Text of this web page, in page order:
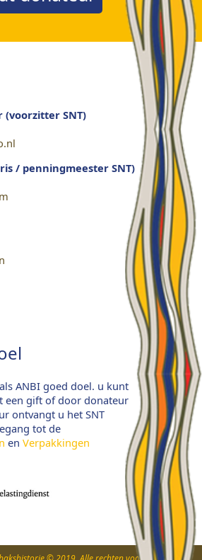
(voorzitter SNT)
/ penningmeester SNT)
ANBI goed doel. u kunt
een gift of door donateur
ontvangt u het SNT
tot de
en Verpakkingen